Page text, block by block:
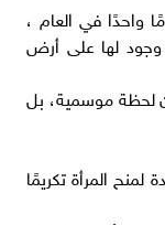
واحدًا في العام ،
وجود لها على أرض
لحظة موسمية، بل
لمنح المرأة تكريمًا